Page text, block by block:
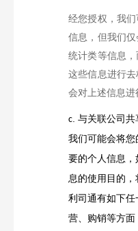
经您授权，我
信息，但我们
统计类等信息
这些信息进行
会对上述信息
c 与关联公司
我们可能会将
要的个人信息
息的使用目的，
利司通有如下
营、购销等方